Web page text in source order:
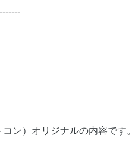
ン）オリジナルの内容です。